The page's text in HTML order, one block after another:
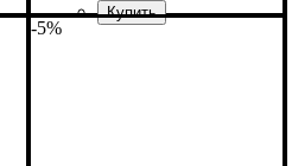
-5%